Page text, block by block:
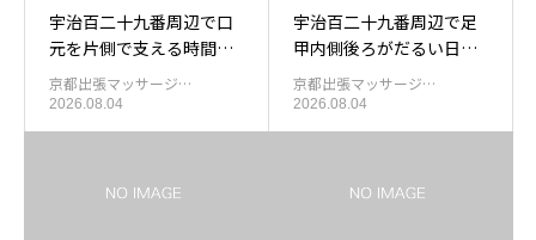
宇治百二十九番周辺で口
元を片側で支える時間が
長くなったあと口角まわ
りを休める出張マッサー
ジ
京都出張マッサージ…
2026.08.04
宇治百二十九番周辺で足
甲内側後ろがだるい日の
出張もみほぐし
京都出張マッサージ…
2026.08.04